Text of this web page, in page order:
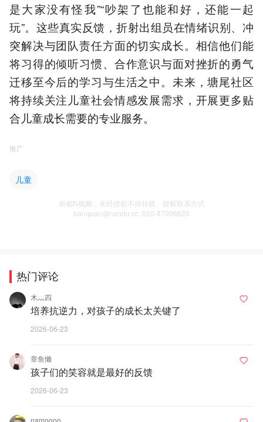
是大家没有怪我”“吵架了也能和好，还能一起
玩”。这些真实反馈，折射出组员在情绪识别、冲
突解决与团队责任方面的切实成长。相信他们能
将习得的倾听习惯、合作意识与面对挫折的勇气
迁移至今后的学习与生活之中。未来，塘尾社区
将持续关注儿童社会情感发展需求，开展更多贴
合儿童成长需要的专业服务。
推广
儿童
南都N视频，未经授权不得转载、授权联系方式
banquan@nandu.cc. 020-87006626
热门评论
木灬四
培养抗逆力，对孩子的成长太关键了
2026-06-23
章鱼懒
孩子们的笑容就是最好的反馈
2026-06-23